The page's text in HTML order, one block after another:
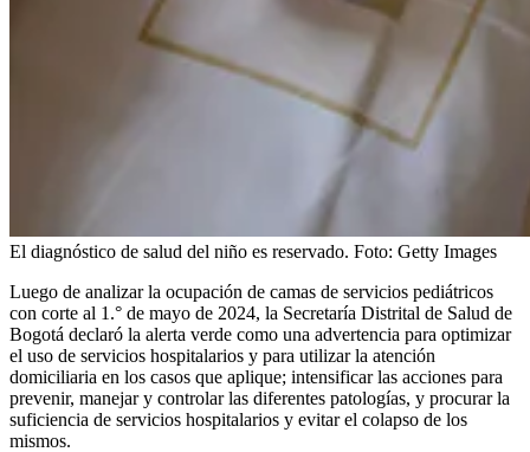
El diagnóstico de salud del niño es reservado. Foto: Getty Images
Luego de analizar la ocupación de camas de servicios pediátricos
con corte al 1.° de mayo de 2024, la Secretaría Distrital de Salud de
Bogotá declaró la alerta verde como una advertencia para optimizar
el uso de servicios hospitalarios y para utilizar la atención
domiciliaria en los casos que aplique; intensificar las acciones para
prevenir, manejar y controlar las diferentes patologías, y procurar la
suficiencia de servicios hospitalarios y evitar el colapso de los
mismos.